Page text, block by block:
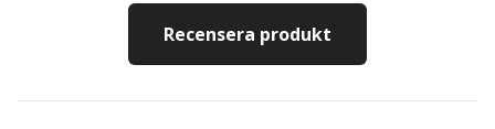
Recensera produkt